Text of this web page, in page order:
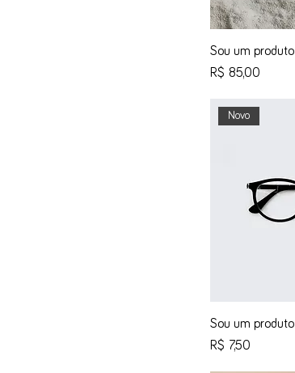
Sou um produto
Preço
R$ 85,00
Novo
Sou um produto
Preço
R$ 7,50